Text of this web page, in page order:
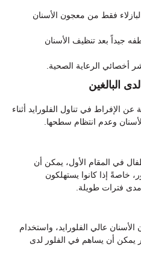
فقط من معجون الأسنان
جيداً بعد تنظيف الأسنان
أخصائي الرعاية الصحية.
البالغين
عن الإفراط في تناول الفلورايد أثناء
وعدم انتظام سطحها.
في المقام الأول، يمكن أن
خاصةً إذا كانوا يستهلكون
فترات طويلة.
عالي الفلورايد، واستخدام
يمكن أن يساهم في الفلور لدى